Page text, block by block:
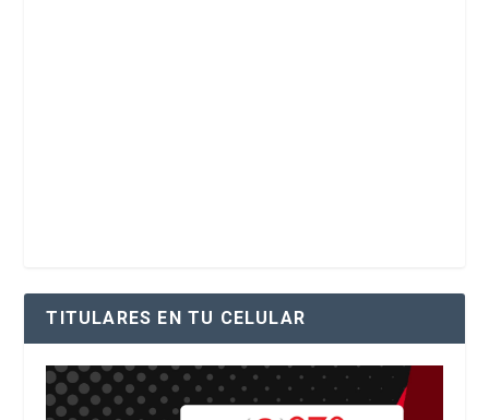
TITULARES EN TU CELULAR